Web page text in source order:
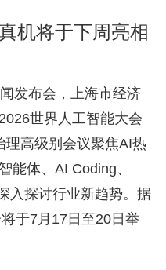
机将于下周亮相
发布会，上海市经济
世界人工智能大会
理高级别会议聚焦AI热
能体、AI Coding、
入探讨行业新趋势。据
于7月17日至20日举